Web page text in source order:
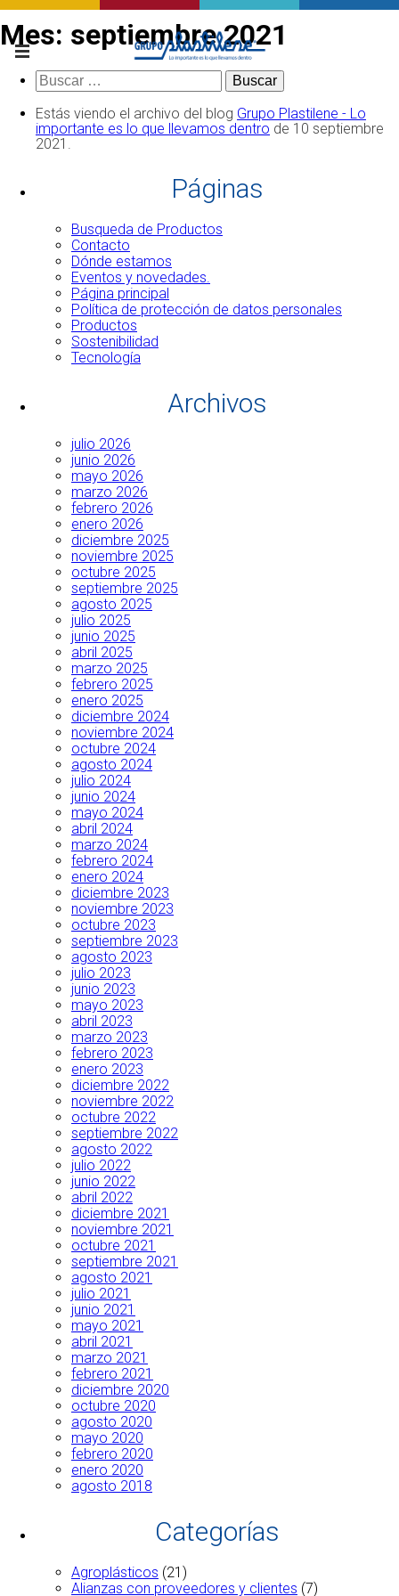
Mes: septiembre 2021
Buscar:
Estás viendo el archivo del blog Grupo Plastilene - Lo
importante es lo que llevamos dentro de 10 septiembre
2021.
Páginas
Busqueda de Productos
Contacto
Dónde estamos
Eventos y novedades.
Página principal
Política de protección de datos personales
Productos
Sostenibilidad
Tecnología
Archivos
julio 2026
junio 2026
mayo 2026
marzo 2026
febrero 2026
enero 2026
diciembre 2025
noviembre 2025
octubre 2025
septiembre 2025
agosto 2025
julio 2025
junio 2025
abril 2025
marzo 2025
febrero 2025
enero 2025
diciembre 2024
noviembre 2024
octubre 2024
agosto 2024
julio 2024
junio 2024
mayo 2024
abril 2024
marzo 2024
febrero 2024
enero 2024
diciembre 2023
noviembre 2023
octubre 2023
septiembre 2023
agosto 2023
julio 2023
junio 2023
mayo 2023
abril 2023
marzo 2023
febrero 2023
enero 2023
diciembre 2022
noviembre 2022
octubre 2022
septiembre 2022
agosto 2022
julio 2022
junio 2022
abril 2022
diciembre 2021
noviembre 2021
octubre 2021
septiembre 2021
agosto 2021
julio 2021
junio 2021
mayo 2021
abril 2021
marzo 2021
febrero 2021
diciembre 2020
octubre 2020
agosto 2020
mayo 2020
febrero 2020
enero 2020
agosto 2018
Categorías
Agroplásticos (21)
Alianzas con proveedores y clientes (7)